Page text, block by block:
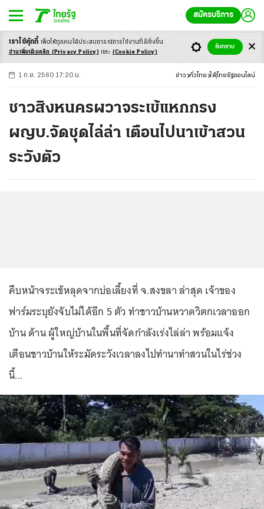
สมัครบริการ
-ก ก ก+
1 ก.ย. 2560 17:20 น. ข่าว ทั่วไทย ใต้ ไทยรัฐออนไลน์
ชาวสิงหนครผวาจระเข้แหกกรง
ผญบ.จัดชุดไล่ล่า เตือนไปนาเข้าสวน
ระวังตัว
คืบหน้าจระเข้หลุดจากบ่อเลี้ยงที่ จ.สงขลา ล่าสุด เจ้าของ
ฟาร์มระบุยังจับไม่ได้อีก 5 ตัว ทำชาวบ้านหวาดวิตกเวลาออก
บ้าน ด้าน ผู้ใหญ่บ้านในพื้นที่จัดกำลังเร่งไล่ล่า พร้อมแจ้ง
เตือนชาวบ้านให้ระมัดระวังเวลาลงไปทำนาทำสวนในไร่ช่วง
นี้...
เราใช้คุ้กกี้ เพื่อให้ทุกคนได้ประสบการณ์การใช้งานที่ดียิ่งขึ้น
อ่านเพิ่มเติมคลิก (Privacy Policy) และ (Cookie Policy)
รับทราบ